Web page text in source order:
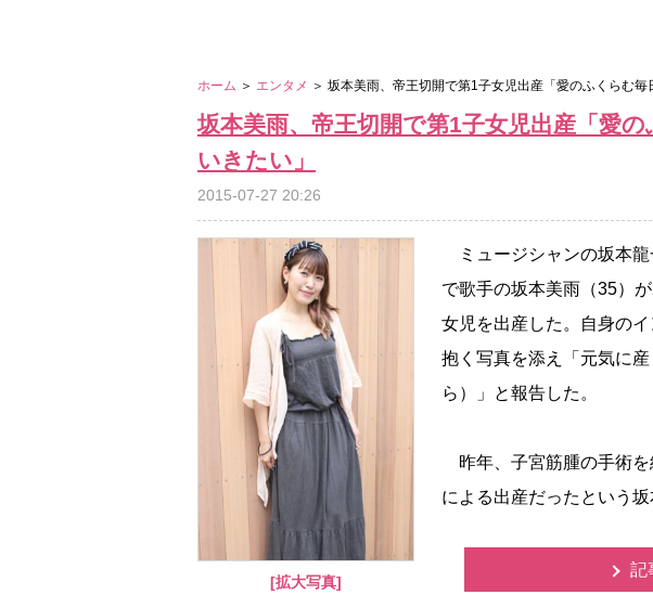
ホーム ＞ エンタメ ＞ 坂本美雨、帝王切開で第1子女児出産「愛のふくらむ毎
坂本美雨、帝王切開で第1子女児出産「愛
いきたい」
2015-07-27 20:26
[拡大写真]
ミュージシャンの坂本龍
で歌手の坂本美雨（35）
女児を出産した。自身の
抱く写真を添え「元気に
ら）」と報告した。
昨年、子宮筋腫の手術を
による出産だったという
記